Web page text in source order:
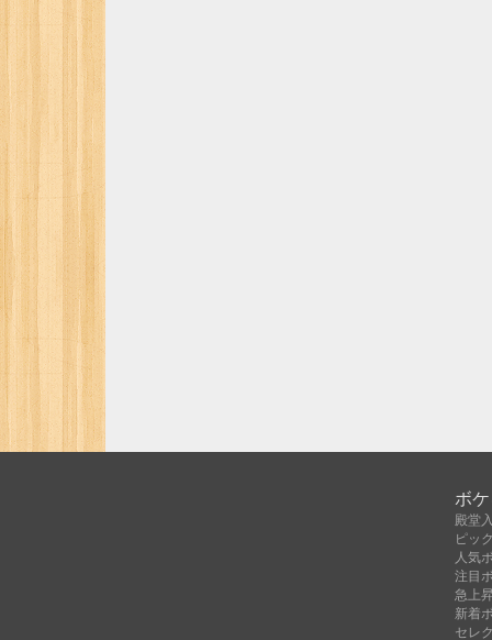
ボ
殿堂
ピッ
人気
注目
急上
新着
セレ